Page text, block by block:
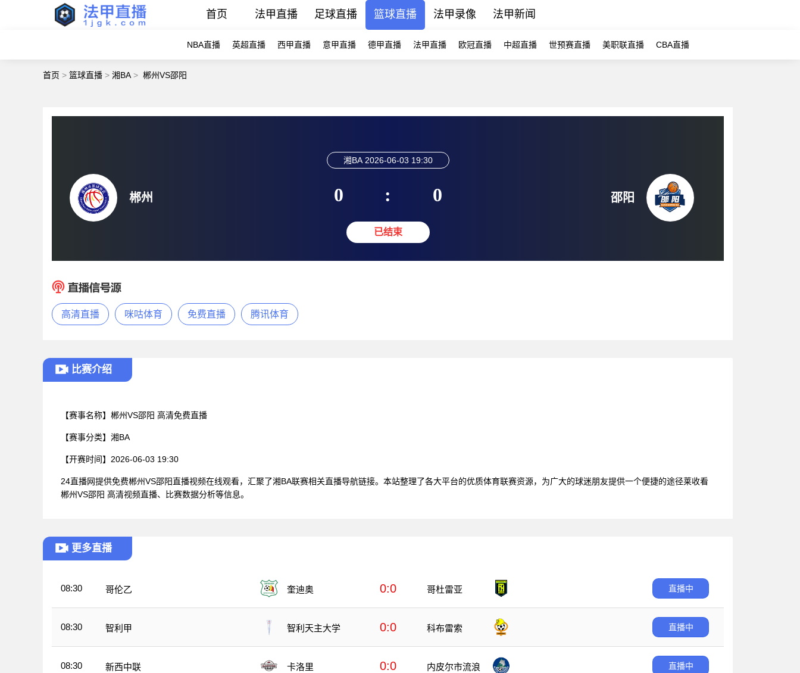
首页 法甲直播 足球直播 篮球直播 法甲录像 法甲新闻
NBA直播 英超直播 西甲直播 意甲直播 德甲直播 法甲直播 欧冠直播 中超直播 世预赛直播 美职联直播 CBA直播
首页 > 篮球直播 > 湘BA > 郴州VS邵阳
郴州
湘BA 2026-06-03 19:30
0 : 0
已结束
邵阳
高清直播 咪咕体育 免费直播 腾讯体育
比赛介绍
【赛事名称】 郴州VS邵阳 高清免费直播
【赛事分类】 湘BA
【开赛时间】 2026-06-03 19:30
24直播网提供免费郴州VS邵阳直播视频在线观看，汇聚了湘BA联赛相关直播导航链接。本站整理了各大平台的优质体育联赛资源，为广大的球迷朋友提供一个便捷的途径莱收看
郴州VS邵阳 高清视频直播、比赛数据分析等信息。
更多直播
08:30 哥伦乙 奎迪奥 0:0 哥杜雷亚 直播中
08:30 智利甲 智利天主大学 0:0 科布雷索 直播中
08:30 新西中联 卡洛里 0:0 内皮尔市流浪 直播中